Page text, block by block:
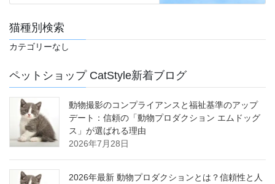
猫種別検索
カテゴリーなし
ペットショップ CatStyle新着ブログ
動物撮影のコンプライアンスと福祉基準のアップ
デート：信頼の「動物プロダクション エムドッグ
ス」が選ばれる理由
2026年7月28日
2026年最新 動物プロダクションとは？信頼性と人